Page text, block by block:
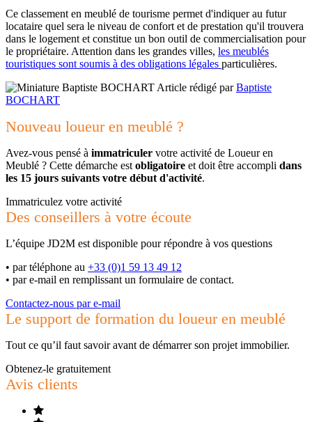
Ce classement en meublé de tourisme permet d'indiquer au futur
locataire quel sera le niveau de confort et de prestation qu'il trouvera
dans le logement et constitue un bon outil de commercialisation pour
le propriétaire. Attention dans les grandes villes, les meublés
touristiques sont soumis à des obligations légales particulières.
Article rédigé parBaptiste
BOCHART
Nouveau loueur en meublé ?
Avez-vous pensé à immatriculer votre activité de Loueur en
Meublé ? Cette démarche est obligatoire et doit être accompli dans
les 15 jours suivants votre début d'activité.
Immatriculez votre activité
Des conseillers à votre écoute
L’équipe JD2M est disponible pour répondre à vos questions
• par téléphone au +33 (0)1 59 13 49 12
• par e-mail en remplissant un formulaire de contact.
Contactez-nous par e-mail
Le support de formation du loueur en meublé
Tout ce qu’il faut savoir avant de démarrer son projet immobilier.
Obtenez-le gratuitement
Avis clients